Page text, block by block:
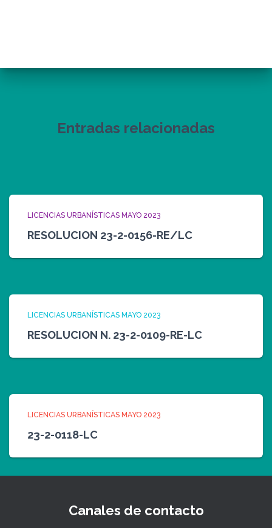
Entradas relacionadas
LICENCIAS URBANÍSTICAS MAYO 2023
RESOLUCION 23-2-0156-RE/LC
LICENCIAS URBANÍSTICAS MAYO 2023
RESOLUCION N. 23-2-0109-RE-LC
LICENCIAS URBANÍSTICAS MAYO 2023
23-2-0118-LC
Canales de contacto